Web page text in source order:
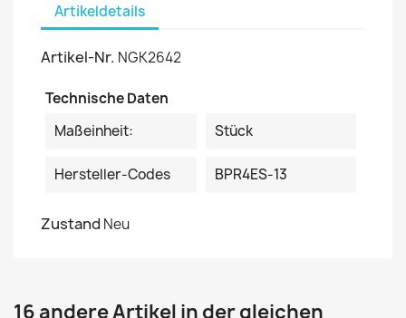
Artikeldetails
Artikel-Nr. NGK2642
Technische Daten
Maßeinheit:
Stück
Hersteller-Codes BPR4ES-13
Zustand Neu
16 andere Artikel in der gleichen